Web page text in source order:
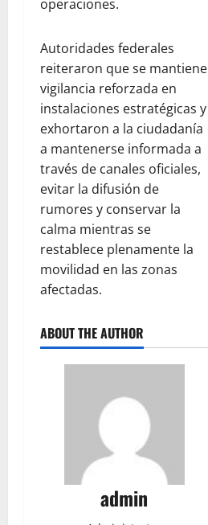
operaciones.
Autoridades federales
reiteraron que se mantiene
vigilancia reforzada en
instalaciones estratégicas y
exhortaron a la ciudadanía
a mantenerse informada a
través de canales oficiales,
evitar la difusión de
rumores y conservar la
calma mientras se
restablece plenamente la
movilidad en las zonas
afectadas.
ABOUT THE AUTHOR
admin